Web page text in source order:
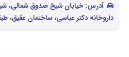
آدرس: خیابان شیخ صدوق شمالی،
داروخانه دکتر عباسی، ساختمان عقیق،